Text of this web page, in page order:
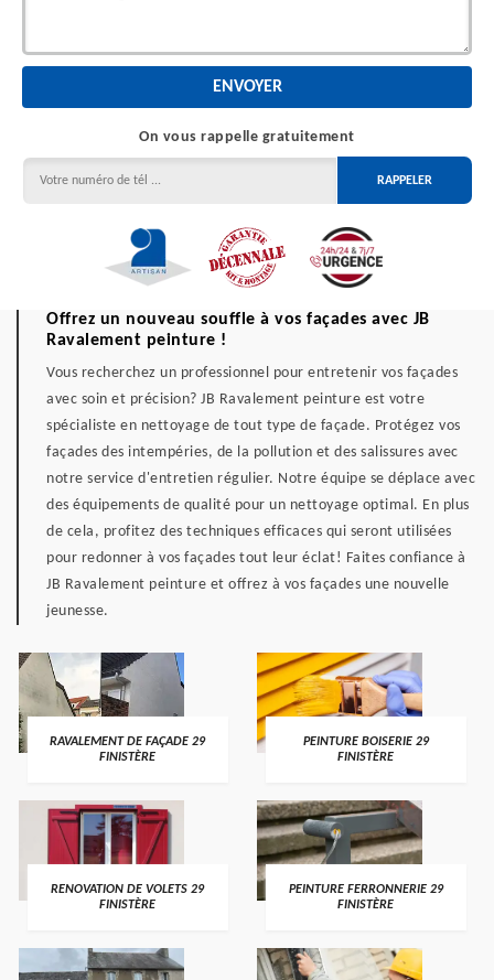
On vous rappelle gratuitement
Offrez un nouveau souffle à vos façades avec JB
Ravalement peinture !
Vous recherchez un professionnel pour entretenir vos façades
avec soin et précision? JB Ravalement peinture est votre
spécialiste en nettoyage de tout type de façade. Protégez vos
façades des intempéries, de la pollution et des salissures avec
notre service d'entretien régulier. Notre équipe se déplace avec
des équipements de qualité pour un nettoyage optimal. En plus
de cela, profitez des techniques efficaces qui seront utilisées
pour redonner à vos façades tout leur éclat! Faites confiance à
JB Ravalement peinture et offrez à vos façades une nouvelle
jeunesse.
RAVALEMENT DE FAÇADE 29
FINISTÈRE
PEINTURE BOISERIE 29
FINISTÈRE
RENOVATION DE VOLETS 29
FINISTÈRE
PEINTURE FERRONNERIE 29
FINISTÈRE